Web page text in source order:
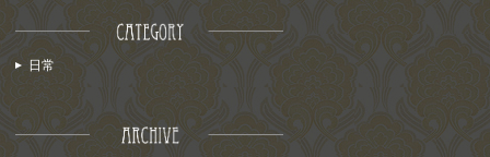
日常